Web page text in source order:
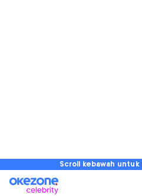
Scroll kebawah untuk